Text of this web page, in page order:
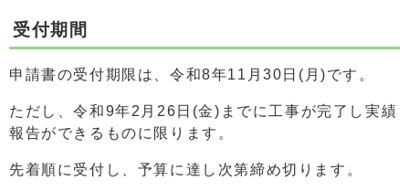
受付期間
申請書の受付期限は、令和8年11月30日(月)です。
ただし、令和9年2月26日(金)までに工事が完了し実績
報告ができるものに限ります。
先着順に受付し、予算に達し次第締め切ります。